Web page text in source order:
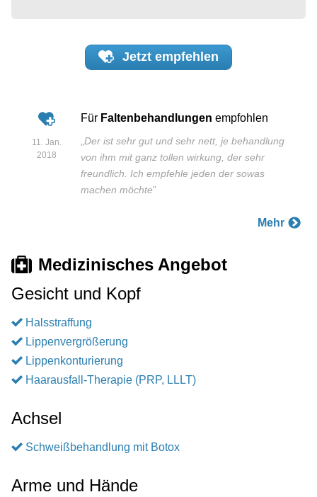
Jetzt empfehlen
11. Jan.
2018
Für Faltenbehandlungen empfohlen
„Der ist sehr gut und sehr nett, je behandlung
von ihm mit ganz tollen wirkung, der sehr
freundlich. Ich empfehle jeden der sowas
machen möchte”
Mehr
Medizinisches Angebot
Gesicht und Kopf
Halsstraffung
Lippenvergrößerung
Lippenkonturierung
Haarausfall-Therapie (PRP, LLLT)
Achsel
Schweißbehandlung mit Botox
Arme und Hände